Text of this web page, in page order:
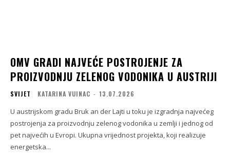
OMV GRADI NAJVEĆE POSTROJENJE ZA
PROIZVODNJU ZELENOG VODONIKA U AUSTRIJI
SVIJET KATARINA VUINAC - 13.07.2026
U austrijskom gradu Bruk an der Lajti u toku je izgradnja najvećeg
postrojenja za proizvodnju zelenog vodonika u zemlji i jednog od
pet najvećih u Evropi. Ukupna vrijednost projekta, koji realizuje
energetska...